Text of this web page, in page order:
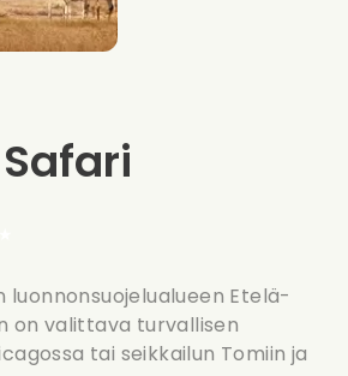
Etelä-
on valittava turvallisen
tai seikkailun Tomiin ja